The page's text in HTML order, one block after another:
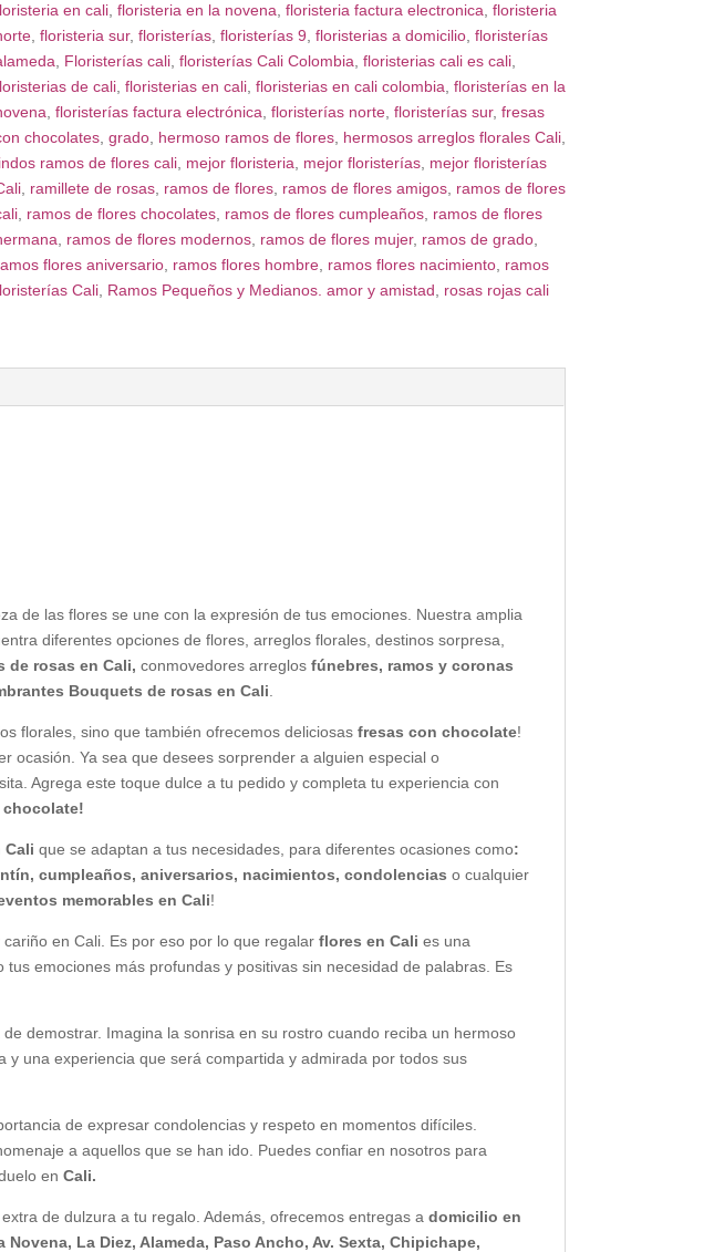
en cali, floristeria en la novena floristeria factura electronica floristeria
, floristeria sur, floristerías, floristerías 9 floristerias a domicilio, floristerías
Floristerías cali, floristerías Cali Colombia floristerias cali es cali,
de cali, floristerias en cali, floristerias en cali colombia floristerías en la
floristerías factura electrónica floristerías norte, floristerías sur, fresas
chocolates, grado, hermoso ramos de flores, hermosos arreglos florales Cali,
ramos de flores cali, mejor floristeria mejor floristerías, mejor floristerías
, ramillete de rosas, ramos de flores, ramos de flores amigos, ramos de flores
, ramos de flores chocolates, ramos de flores cumpleaños, ramos de flores
ramos de flores modernos, ramos de flores mujer, ramos de grado,
flores aniversario, ramos flores hombre, ramos flores nacimiento, ramos
Cali, Ramos Pequeños y Medianos. amor y amistad rosas rojas cali
de las flores se une con la expresión de tus emociones. Nuestra amplia
diferentes opciones de flores, arreglos florales, destinos sorpresa,
de rosas en Cali, conmovedores arreglosfúnebres, ramos y coronas
Bouquets de rosas en Cali
florales, sino que también ofrecemos deliciosasfresas con chocolate!
ocasión. Ya sea que desees sorprender a alguien especial o
Agrega este toque dulce a tu pedido y completa tu experiencia con
Cali que se adaptan a tus necesidades, para diferentes ocasiones como:
cumpleaños, aniversarios, nacimientos, condolencias o cualquier
memorables en Cali!
en Cali. Es por eso por lo que regalarflores en Cali es una
tus emociones más profundas y positivas sin necesidad de palabras. Es
demostrar. Imagina la sonrisa en su rostro cuando reciba un hermoso
y una experiencia que será compartida y admirada por todos sus
de expresar condolencias y respeto en momentos difíciles.
a aquellos que se han ido. Puedes confiar en nosotros para
enCali.
de dulzura a tu regalo. Además, ofrecemos entregas adomicilio en
La Diez, Alameda, Paso Ancho, Av. Sexta, Chipichape,